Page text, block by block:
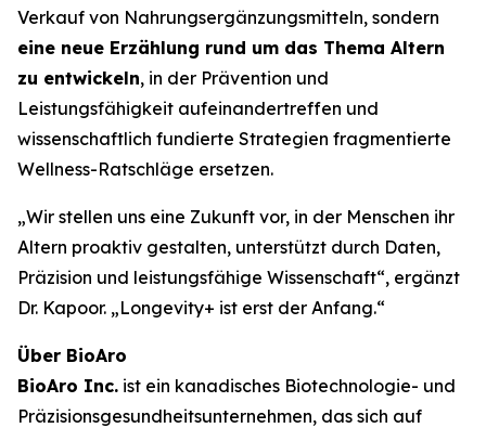
Verkauf von Nahrungsergänzungsmitteln, sondern
eine neue Erzählung rund um das Thema Altern
zu entwickeln, in der Prävention und
Leistungsfähigkeit aufeinandertreffen und
wissenschaftlich fundierte Strategien fragmentierte
Wellness-Ratschläge ersetzen.
„Wir stellen uns eine Zukunft vor, in der Menschen ihr
Altern proaktiv gestalten, unterstützt durch Daten,
Präzision und leistungsfähige Wissenschaft“, ergänzt
Dr. Kapoor. „Longevity+ ist erst der Anfang.“
Über BioAro
BioAro Inc. ist ein kanadisches Biotechnologie- und
Präzisionsgesundheitsunternehmen, das sich auf